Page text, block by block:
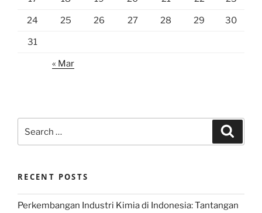
24 25 26 27 28 29 30
31
« Mar
for:
RECENT POSTS
Perkembangan Industri Kimia di Indonesia: Tantangan